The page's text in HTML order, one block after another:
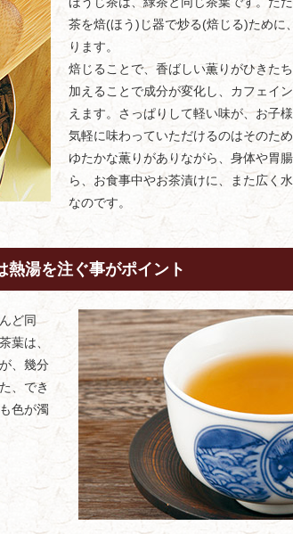
茶を焙(ほう)じ器で炒る(焙じる)ために
ります。
焙じることで、香ばしい薫りがひきた
加えることで成分が変化し、カフェイ
えます。さっぱりして軽い味が、お子
気軽に味わっていただけるのはそのため
ゆたかな薫りがありながら、身体や胃
ら、お食事中やお茶漬けに、また広く
なのです。
熱湯を注ぐ事がポイント
ど同
葉は、
、幾分
、でき
色が濁